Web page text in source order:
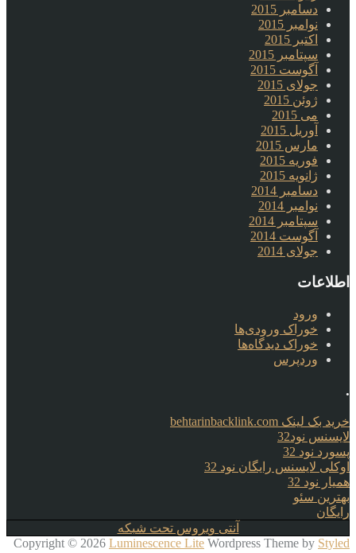
دسامبر 2015
نوامبر 2015
اکتبر 2015
سپتامبر 2015
آگوست 2015
جولای 2015
ژوئن 2015
می 2015
آوریل 2015
مارس 2015
فوریه 2015
ژانویه 2015
دسامبر 2014
نوامبر 2014
سپتامبر 2014
آگوست 2014
جولای 2014
اطلاعات
ورود
خوراک ورودی‌ها
خوراک دیدگاه‌ها
وردپرس
.
خرید بک لینک behtarinbacklink.com
لایسنس نود32
پسورد نود 32
اوکلی لایسنس رایگان نود 32
همیار نود 32
بهترین سئو
رایگان
آنتی ویروس تحت شبکه
Copyright © 2026 Luminescence Lite Wordpress Theme by Styled